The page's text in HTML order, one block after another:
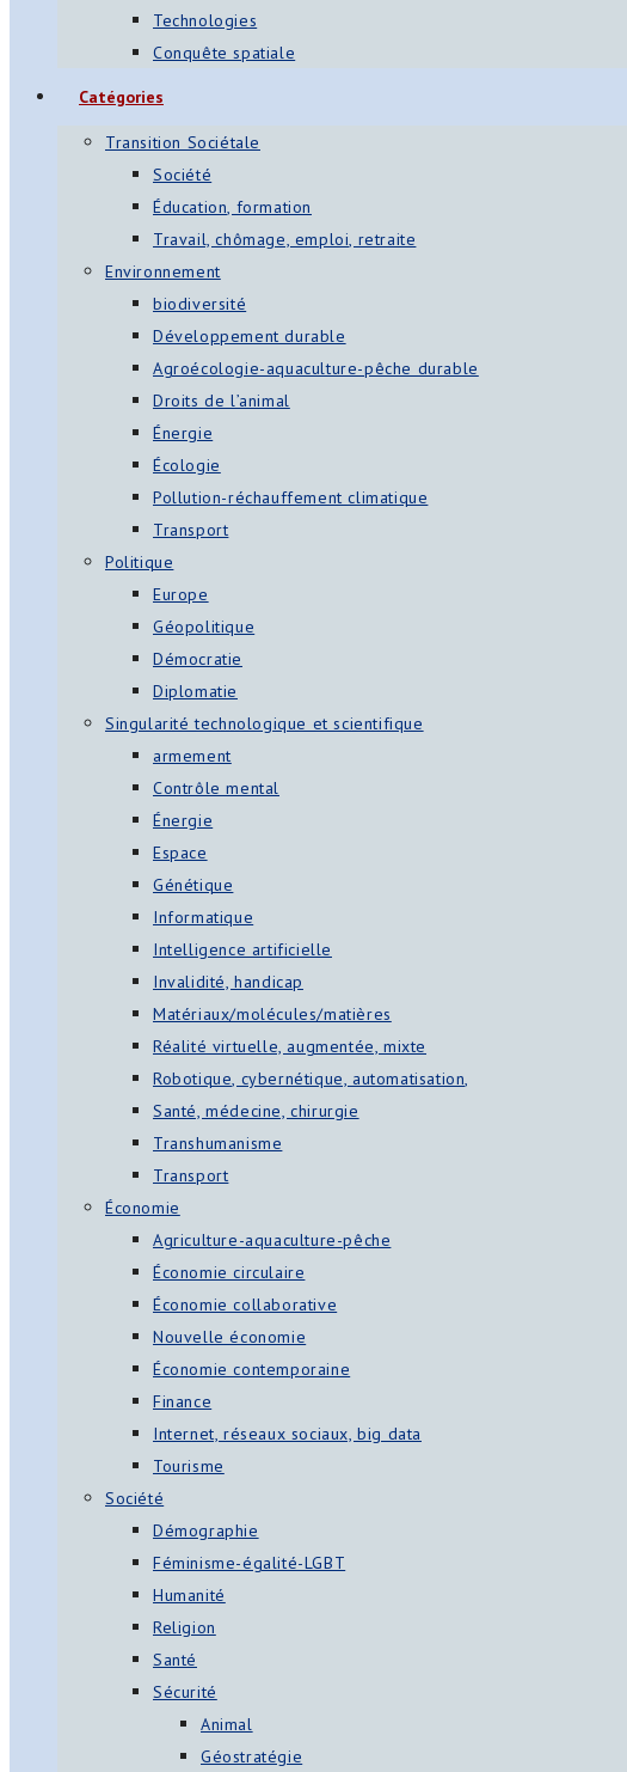
Technologies
Conquête spatiale
Catégories
Transition Sociétale
Société
Éducation, formation
Travail, chômage, emploi, retraite
Environnement
biodiversité
Développement durable
Agroécologie-aquaculture-pêche durable
Droits de l’animal
Énergie
Écologie
Pollution-réchauffement climatique
Transport
Politique
Europe
Géopolitique
Démocratie
Diplomatie
Singularité technologique et scientifique
armement
Contrôle mental
Énergie
Espace
Génétique
Informatique
Intelligence artificielle
Invalidité, handicap
Matériaux/molécules/matières
Réalité virtuelle, augmentée, mixte
Robotique, cybernétique, automatisation,
Santé, médecine, chirurgie
Transhumanisme
Transport
Économie
Agriculture-aquaculture-pêche
Économie circulaire
Économie collaborative
Nouvelle économie
Économie contemporaine
Finance
Internet, réseaux sociaux, big data
Tourisme
Société
Démographie
Féminisme-égalité-LGBT
Humanité
Religion
Santé
Sécurité
Animal
Géostratégie